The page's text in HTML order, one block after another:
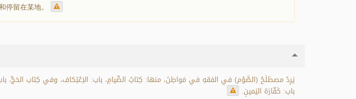
留在某地。
يَرِدُ مصطَلَحُ (الصَّوْم) في الفقهِ في مَواطِنَ، منها: كِتابُ الصِّيامِ، باب: الاِعْتِكاف، وفي كِتاب الحَجِّ،
باب: كَفّارَة اليَمينِ.